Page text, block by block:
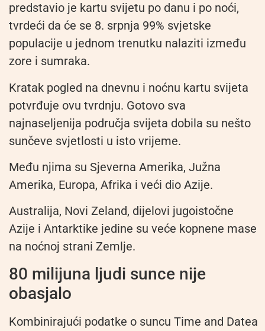
predstavio je kartu svijetu po danu i po noći,
tvrdeći da će se 8. srpnja 99% svjetske
populacije u jednom trenutku nalaziti između
zore i sumraka.
Kratak pogled na dnevnu i noćnu kartu svijeta
potvrđuje ovu tvrdnju. Gotovo sva
najnaseljenija područja svijeta dobila su nešto
sunčeve svjetlosti u isto vrijeme.
Među njima su Sjeverna Amerika, Južna
Amerika, Europa, Afrika i veći dio Azije.
Australija, Novi Zeland, dijelovi jugoistočne
Azije i Antarktike jedine su veće kopnene mase
na noćnoj strani Zemlje.
80 milijuna ljudi sunce nije
obasjalo
Kombinirajući podatke o suncu Time and Datea